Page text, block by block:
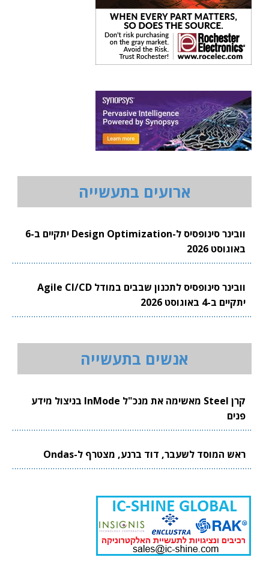
ארועים בתעשייה
וובינר סינופסיס ל-Design Optimization יתקיים ב-6
באוגוסט 2026
וובינר סינופסיס לתכנון שבבים במודל Agile CI/CD
יתקיים ב-4 באוגוסט 2026
אנשים בתעשייה
קרן Steel מאשימה את מנכ"ל InMode בניצול מידע
פנים
ראש המוסד לשעבר, דוד ברנע, מצטרף ל-Ondas